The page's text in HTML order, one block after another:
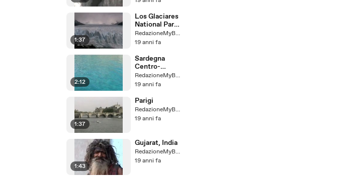
1:37
Los Glaciares
National Park
(Argentina) RedazioneMyBaggy
19 anni fa
2:12
Sardegna
Centro-
Orientale
RedazioneMyBaggy
19 anni fa
1:37
Parigi
RedazioneMyBaggy
19 anni fa
1:43
Gujarat, India
RedazioneMyBaggy
19 anni fa